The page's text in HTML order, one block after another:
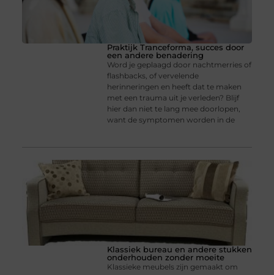
Praktijk Tranceforma, succes door
een andere benadering
Word je geplaagd door nachtmerries of
flashbacks, of vervelende
herinneringen en heeft dat te maken
met een trauma uit je verleden? Blijf
hier dan niet te lang mee doorlopen,
want de symptomen worden in de
Klassiek bureau en andere stukken
onderhouden zonder moeite
Klassieke meubels zijn gemaakt om